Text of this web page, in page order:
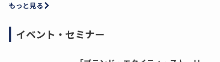
もっと見る
イベント・セミナー